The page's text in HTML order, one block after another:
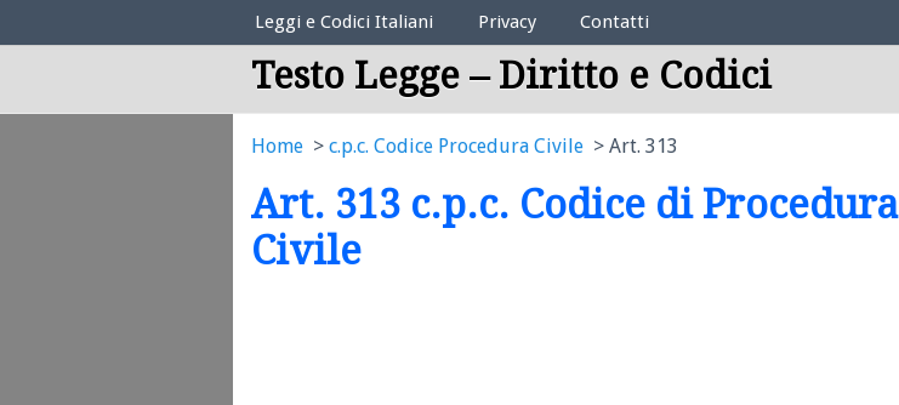
Elenco Codici Legali
Leggi e Codici Italiani Privacy Contatti
Testo Legge – Diritto e Codici
Home c.p.c. Codice Procedura Civile Art. 313
Art. 313 c.p.c. Codice di Procedura
Civile